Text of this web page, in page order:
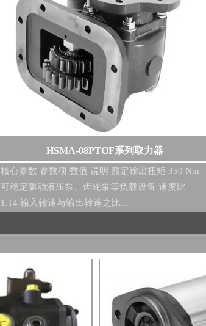
Parker派克液压马达原厂再制造
Parker派克液压马达原厂再制造服务由派克汉尼汾
公司或其授权服务商提供，通过专业修复工艺使退
役马达恢复至接近新品性能...